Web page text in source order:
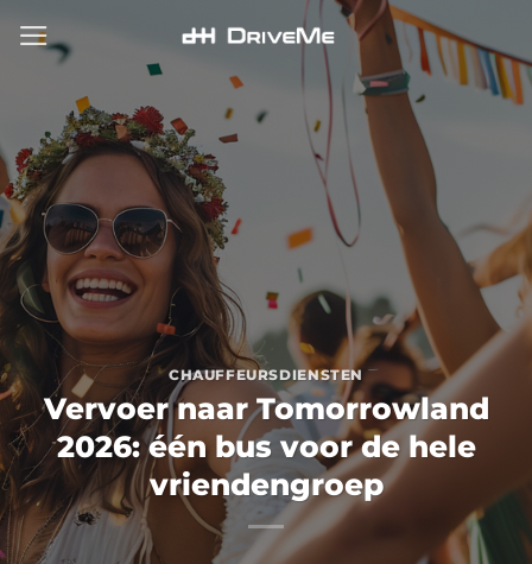
naar
CHAUFFEURSDIENSTEN
Vervoer naar Tomorrowland
2026: één bus voor de hele
vriendengroep